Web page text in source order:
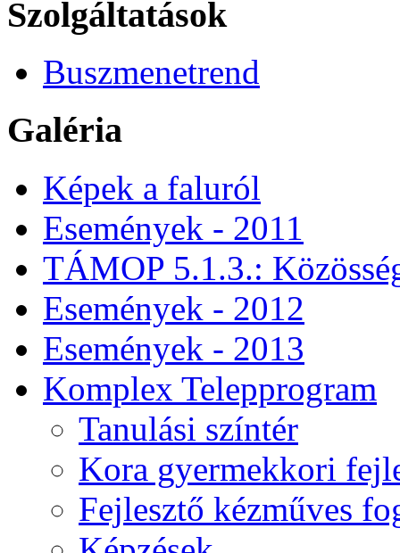
Szolgáltatások
Buszmenetrend
Galéria
Képek a faluról
Események - 2011
TÁMOP 5.1.3.:
Események - 2012
Események - 2013
Komplex Telepprogram
Tanulási színtér
Kora gyermekkori
Fejlesztő kézműves